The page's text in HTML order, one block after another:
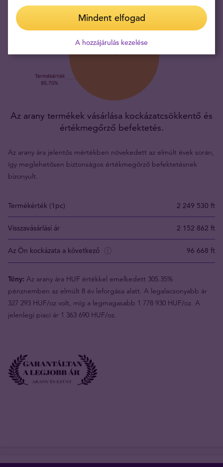
Az arany termékek vásárlása kockázatcsökkentő és
értékmegőrző befektetés.
Az arany ára jelentős mértékben növekedett az elmúlt évek során,
így meglehetősen biztonságos értékmegőrző befektetésnek
bizonyult.
Termékérték (1pc) 2 249 530 ft
Visszavásárlási ár 2 152 862 ft
Az Ön kockázata a következő 96 668 ft
Tény: Az arany ára HUF értékkel emelkedett 305.35%
pénznemben az elmúlt 8 év leforgása alatt. A legalacsonyabb ár
327 293 HUF/oz volt, míg a legmagasabb 1 778 930 HUF/oz. A
jelenlegi piaci ár 1 363 690 HUF/oz.
Mindent elfogad
A hozzájárulás kezelése